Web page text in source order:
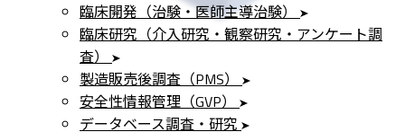
臨床開発（治験・医師主導治験）
臨床研究（介入研究・観察研究・アンケート調
査）
製造販売後調査（PMS）
安全性情報管理（GVP）
データベース調査・研究